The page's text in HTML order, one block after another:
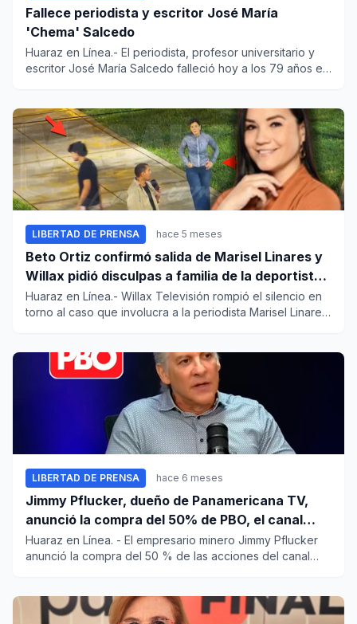
Fallece periodista y escritor José María
'Chema' Salcedo
Huaraz en Línea.- El periodista, profesor universitario y
escritor José María Salcedo falleció hoy a los 79 años en
LIBERTAD DE PRENSA hace 5 meses
Beto Ortiz confirmó salida de Marisel Linares y
Willax pidió disculpas a familia de la deportista
Lizeth Marzano
Huaraz en Línea.- Willax Televisión rompió el silencio en
torno al caso que involucra a la periodista Marisel Linares
LIBERTAD DE PRENSA hace 6 meses
Jimmy Pflucker, dueño de Panamericana TV,
anunció la compra del 50% de PBO, el canal
digital de Phillip Butters
Huaraz en Línea. - El empresario minero Jimmy Pflucker
anunció la compra del 50 % de las acciones del canal